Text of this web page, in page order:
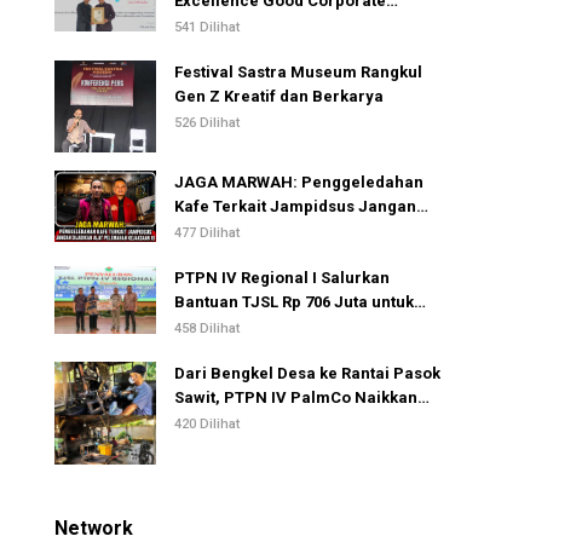
Governance Awards 2026
541 Dilihat
Festival Sastra Museum Rangkul
Gen Z Kreatif dan Berkarya
526 Dilihat
JAGA MARWAH: Penggeledahan
Kafe Terkait Jampidsus Jangan
Dijadikan Alat Pelemahan
477 Dilihat
PTPN IV Regional I Salurkan
Bantuan TJSL Rp 706 Juta untuk
Pembangunan Sosial
458 Dilihat
Dari Bengkel Desa ke Rantai Pasok
Sawit, PTPN IV PalmCo Naikkan
Kelas IKM Pandai Besi
420 Dilihat
Network